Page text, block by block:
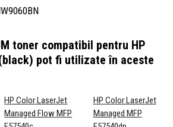
toner compatibil pentru HP
pot fi utilizate în aceste
HP Color LaserJet
Managed Flow MFP
HP Color LaserJet
Managed MFP